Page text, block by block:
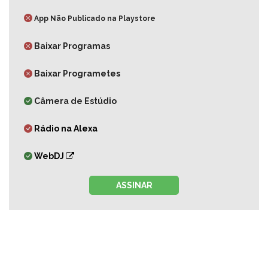
App Não Publicado na Playstore
Baixar Programas
Baixar Programetes
Câmera de Estúdio
Rádio na Alexa
WebDJ
ASSINAR